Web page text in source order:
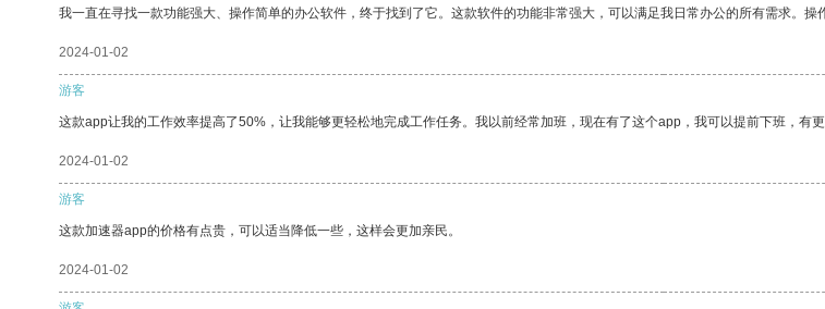
我一直在寻找一款功能强大、操作简单的办公软件，终于找到了它。这款软件的功能非常强大，可以满足我日常办公的所有需求。操
2024-01-02
游客
这款app让我的工作效率提高了50%，让我能够更轻松地完成工作任务。我以前经常加班，现在有了这个app，我可以提前下班，有更
2024-01-02
游客
这款加速器app的价格有点贵，可以适当降低一些，这样会更加亲民。
2024-01-02